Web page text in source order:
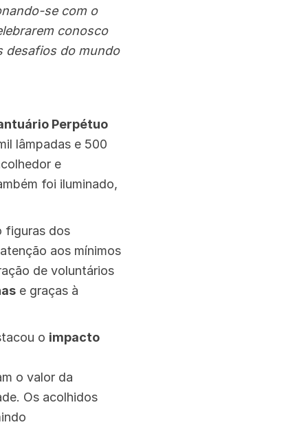
se com o
conosco
desafios do mundo
Perpétuo
lâmpadas e 500
e
foi iluminado,
figuras dos
aos mínimos
de voluntários
e graças à
o impacto
o valor da
Os acolhidos